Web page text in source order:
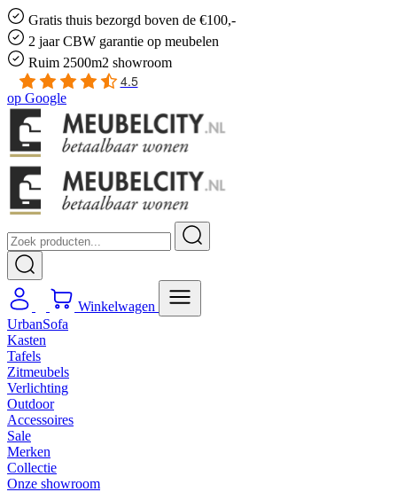
Gratis thuis bezorgd boven de €100,-
2 jaar CBW garantie op meubelen
Ruim 2500m2 showroom
4.5
op Google
Winkelwagen
UrbanSofa
Kasten
Tafels
Zitmeubels
Verlichting
Outdoor
Accessoires
Sale
Merken
Collectie
Onze showroom